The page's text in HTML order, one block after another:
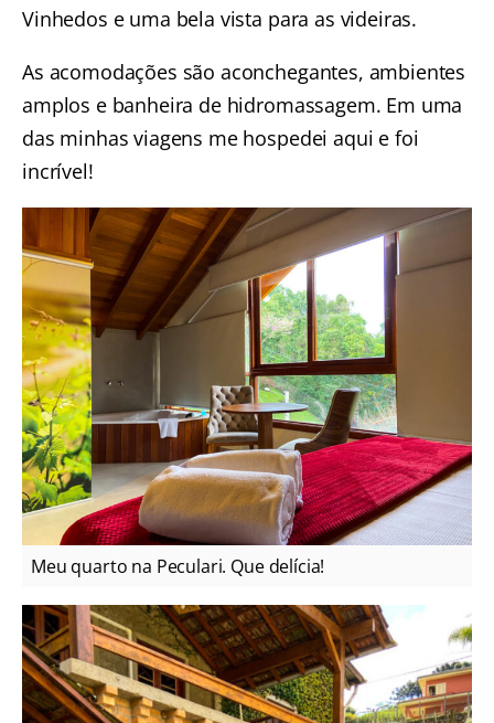
Vinhedos e uma bela vista para as videiras.
As acomodações são aconchegantes, ambientes
amplos e banheira de hidromassagem. Em uma
das minhas viagens me hospedei aqui e foi
incrível!
Meu quarto na Peculari. Que delícia!